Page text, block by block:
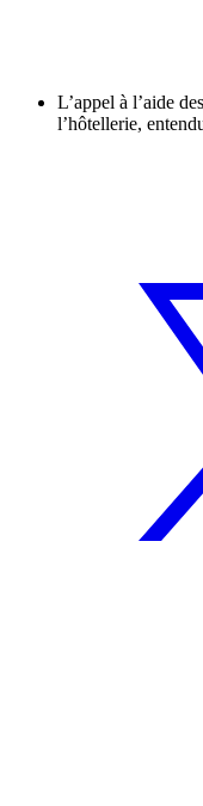
L’appel à l’aide
l’hôtellerie,